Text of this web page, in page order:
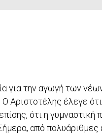
για την αγωγή των
Ο Αριστοτέλης έλεγε
ότι η γυμναστική
από πολυάριθμες